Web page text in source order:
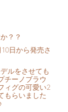
？？
日から発売さ
ルをさせても
チーノブラウ
ィグの可愛い2
もらいました